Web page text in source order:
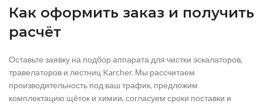
Как оформить заказ и получить
расчёт
Оставьте заявку на подбор аппарата для чистки эскалаторов,
травелаторов и лестниц Karcher. Мы рассчитаем
производительность под ваш трафик, предложим
комплектацию щёток и химии, согласуем сроки поставки и